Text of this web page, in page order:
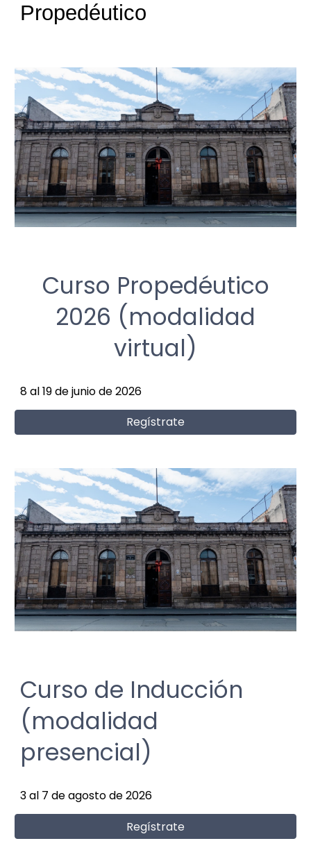
Propedéutico
Curso Propedéutico
2026 (modalidad
virtual)
8 al 19 de junio de 2026
Regístrate
Curso de Inducción
(modalidad
presencial)
3 al 7 de agosto de 2026
Regístrate